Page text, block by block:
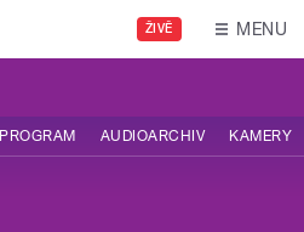
ŽIVĚ MENU
PROGRAM AUDIOARCHIV KAMERY